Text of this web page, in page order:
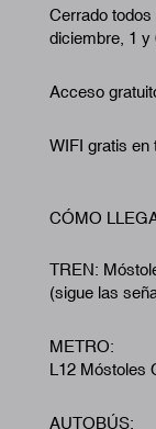
Cerrado
diciembre, 1 y
Acceso
WIFI gratis en
CÓMO
TREN:
(sigue las
METRO:
L12 Móstoles
AUTOBÚS: